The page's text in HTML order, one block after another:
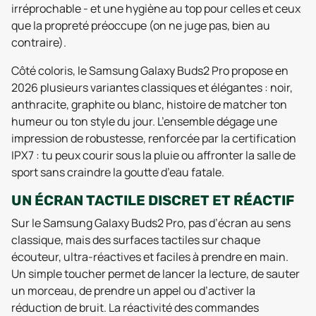
irréprochable - et une hygiène au top pour celles et ceux
que la propreté préoccupe (on ne juge pas, bien au
contraire).
Côté coloris, le Samsung Galaxy Buds2 Pro propose en
2026 plusieurs variantes classiques et élégantes : noir,
anthracite, graphite ou blanc, histoire de matcher ton
humeur ou ton style du jour. L’ensemble dégage une
impression de robustesse, renforcée par la certification
IPX7 : tu peux courir sous la pluie ou affronter la salle de
sport sans craindre la goutte d’eau fatale.
UN ÉCRAN TACTILE DISCRET ET RÉACTIF
Sur le Samsung Galaxy Buds2 Pro, pas d’écran au sens
classique, mais des surfaces tactiles sur chaque
écouteur, ultra-réactives et faciles à prendre en main.
Un simple toucher permet de lancer la lecture, de sauter
un morceau, de prendre un appel ou d’activer la
réduction de bruit. La réactivité des commandes